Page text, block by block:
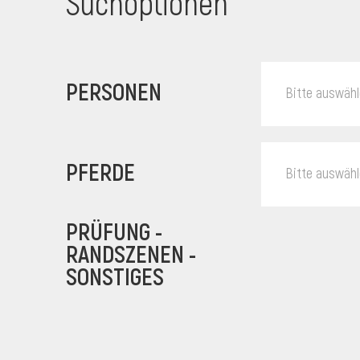
PERSONEN Bitte
PFERDE Bitte
PRÜFUNG -
RANDSZENEN -
SONSTIGES